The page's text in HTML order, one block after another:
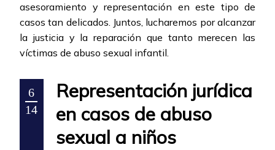
asesoramiento y representación en este tipo de
casos tan delicados. Juntos, lucharemos por alcanzar
la justicia y la reparación que tanto merecen las
víctimas de abuso sexual infantil.
6
14
Representación jurídica
en casos de abuso
sexual a niños